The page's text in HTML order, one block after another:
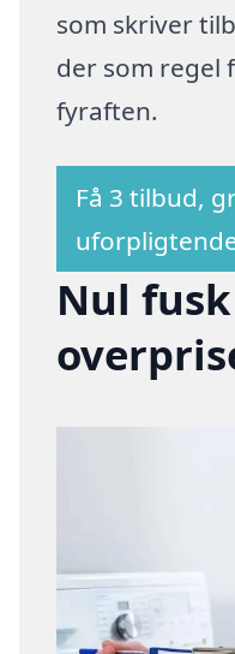
som skriver
der som regel
fyraften.
Få 3 tilbud,
Nul